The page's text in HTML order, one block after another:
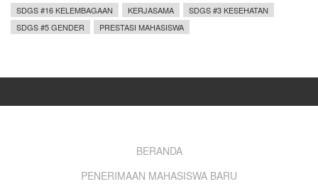
SDGS #16 KELEMBAGAAN
KERJASAMA
SDGS #3 KESEHATAN
SDGS #5 GENDER
PRESTASI MAHASISWA
BERANDA
PENERIMAAN MAHASISWA BARU